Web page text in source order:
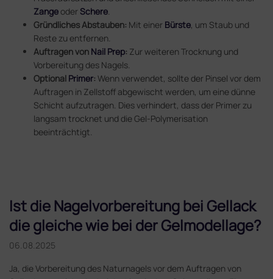
Zange oder Schere.
Gründliches Abstauben: Mit einer Bürste, um Staub und
Reste zu entfernen.
Auftragen von Nail Prep: Zur weiteren Trocknung und
Vorbereitung des Nagels.
Optional Primer: Wenn verwendet, sollte der Pinsel vor dem
Auftragen in Zellstoff abgewischt werden, um eine dünne
Schicht aufzutragen. Dies verhindert, dass der Primer zu
langsam trocknet und die Gel-Polymerisation
beeinträchtigt.
Ist die Nagelvorbereitung bei Gellack
die gleiche wie bei der Gelmodellage?
06.08.2025
Ja, die Vorbereitung des Naturnagels vor dem Auftragen von